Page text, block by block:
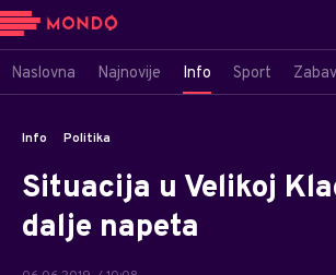
Naslovna Najnovije Info Sport
Info Politika
Situacija u Velikoj
dalje napeta